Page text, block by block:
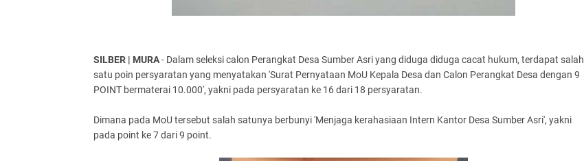
SILBER | MURA- Dalam seleksi calon Perangkat Desa Sumber Asri yang diduga diduga cacat hukum, terdapat salah
satu poin persyaratan yang menyatakan 'Surat Pernyataan MoU Kepala Desa dan Calon Perangkat Desa dengan 9
POINT bermaterai 10.000', yakni pada persyaratan ke 16 dari 18 persyaratan.
Dimana pada MoU tersebut salah satunya berbunyi 'Menjaga kerahasiaan Intern Kantor Desa Sumber Asri', yakni
pada point ke 7 dari 9 point.